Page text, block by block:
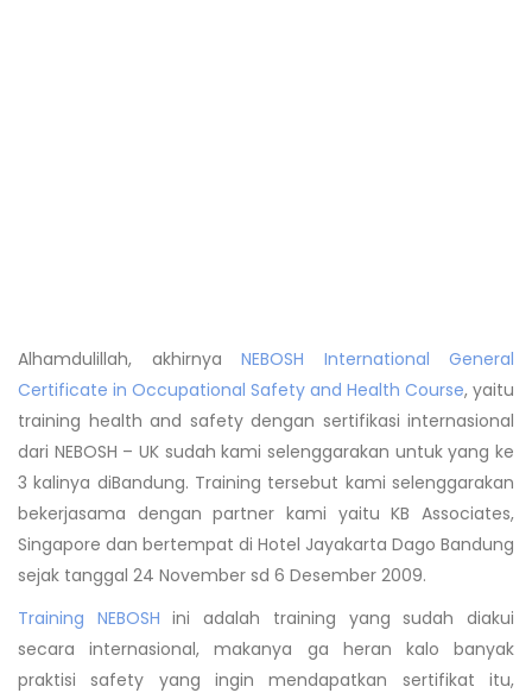
Alhamdulillah, akhirnya NEBOSH International General
Certificate in Occupational Safety and Health Course, yaitu
training health and safety dengan sertifikasi internasional
dari NEBOSH – UK sudah kami selenggarakan untuk yang ke
3 kalinya diBandung. Training tersebut kami selenggarakan
bekerjasama dengan partner kami yaitu KB Associates,
Singapore dan bertempat di Hotel Jayakarta Dago Bandung
sejak tanggal 24 November sd 6 Desember 2009.
Training NEBOSH ini adalah training yang sudah diakui
secara internasional, makanya ga heran kalo banyak
praktisi safety yang ingin mendapatkan sertifikat itu,